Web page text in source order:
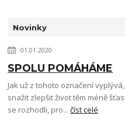
Novinky
01.01.2020
SPOLU POMÁHÁME
Jak už z tohoto označení
snažit zlepšit život těm méně
se rozhodli, pro...číst celé